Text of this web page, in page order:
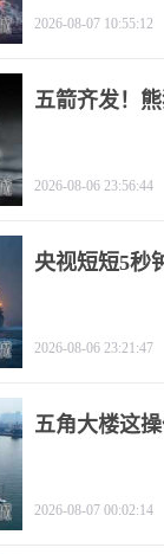
2026-08-07 10:55:12
五箭齐发！
2026-08-06 23:56:44
央视短短5秒
2026-08-06 23:21:47
五角大楼这
2026-08-07 00:02:14